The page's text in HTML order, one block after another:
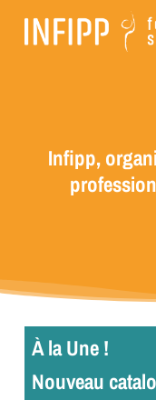
Panneau de
contenu
Infipp,
À la Une !
Nouveau